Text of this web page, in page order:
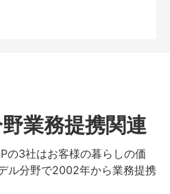
業務提携関連
の3社はお客様の暮らしの価
ル分野で2002年から業務提携